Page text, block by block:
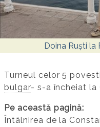
Doina Ruști la
Turneul celor 5
bulgar- s-a încheiat la
Pe această pagină:
Întâlnirea de la